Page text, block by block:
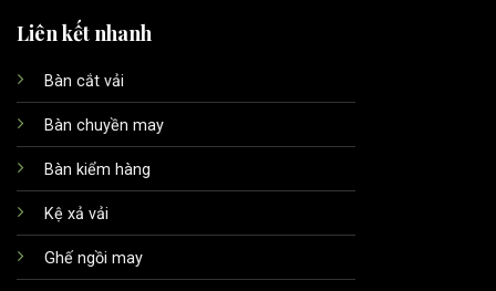
Liên kết nhanh
Bàn cắt vải
Bàn chuyền may
Bàn kiểm hàng
Kệ xả vải
Ghế ngồi may